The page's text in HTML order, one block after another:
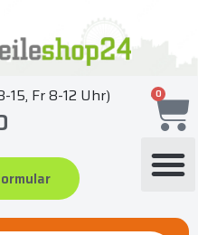
Fr 8-12 Uhr) 0